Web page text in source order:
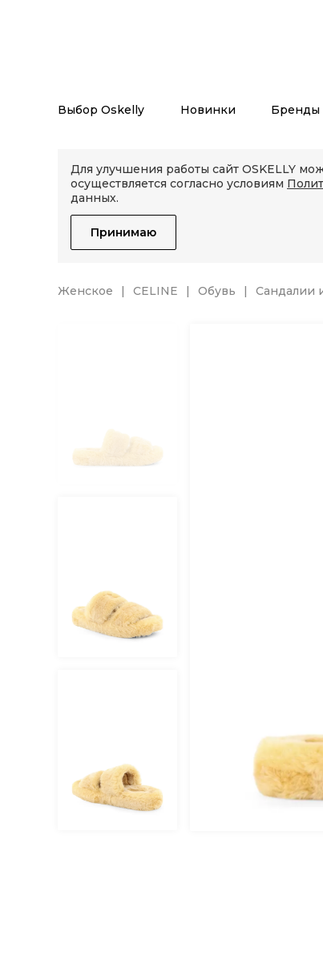
Выбор Oskelly Новинки Бренды
Для улучшения работы сайт OSKELLY
осуществляется согласно условиям
данных.
Принимаю
Женское CELINE Обувь Сандалии